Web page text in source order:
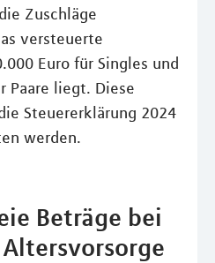
Zuschläge
versteuerte
Euro für Singles und
Paare liegt. Diese
Steuererklärung 2024
werden.
Beträge bei